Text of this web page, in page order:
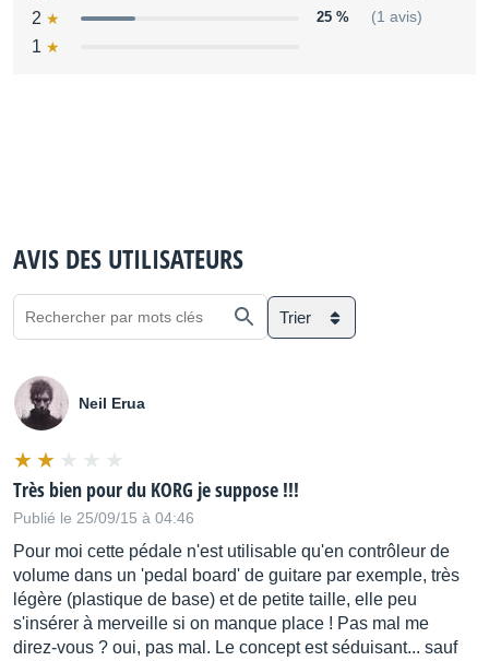
2 25 % (1 avis)
1
AVIS DES UTILISATEURS
Trier
Neil Erua
Très bien pour du KORG je suppose !!!
Publié le 25/09/15 à 04:46
Pour moi cette pédale n'est utilisable qu'en contrôleur de
volume dans un 'pedal board' de guitare par exemple, très
légère (plastique de base) et de petite taille, elle peu
s'insérer à merveille si on manque place ! Pas mal me
direz-vous ? oui, pas mal. Le concept est séduisant... sauf